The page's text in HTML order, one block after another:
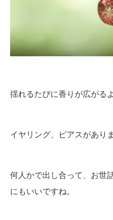
揺れるたびに香りが広がる
イヤリング、ピアスがありま
何人かで出し合って、お世
にもいいですね。